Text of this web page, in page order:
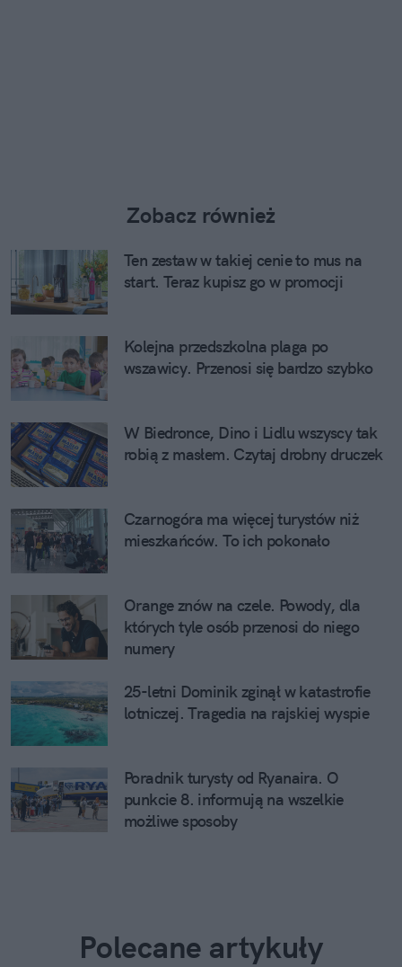
Zobacz również
Ten zestaw w takiej cenie to mus na
start. Teraz kupisz go w promocji
Kolejna przedszkolna plaga po
wszawicy. Przenosi się bardzo szybko
W Biedronce, Dino i Lidlu wszyscy tak
robią z masłem. Czytaj drobny druczek
Czarnogóra ma więcej turystów niż
mieszkańców. To ich pokonało
Orange znów na czele. Powody, dla
których tyle osób przenosi do niego
numery
25-letni Dominik zginął w katastrofie
lotniczej. Tragedia na rajskiej wyspie
Poradnik turysty od Ryanaira. O
punkcie 8. informują na wszelkie
możliwe sposoby
Polecane artykuły